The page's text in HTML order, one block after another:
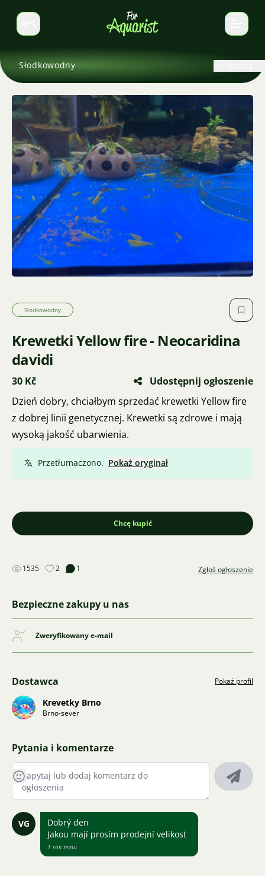
Zmień język
Słodkowodny
Słodkowodny
Krewetki Yellow fire - Neocaridina
davidi
30 Kč
Udostępnij ogłoszenie
Dzień dobry, chciałbym sprzedać krewetki Yellow fire
z dobrej linii genetycznej. Krewetki są zdrowe i mają
wysoką jakość ubarwienia.
Przetłumaczono. Pokaż oryginał
Chcę kupić
1535 2 1 Zgłoś ogłoszenie
Bezpieczne zakupy u nas
Zweryfikowany e-mail
Dostawca Pokaż profil
Krevetky Brno
Brno-sever
Pytania i komentarze
VG
Dobrý den
Jakou mají prosím prodejní velikost
1 rok temu